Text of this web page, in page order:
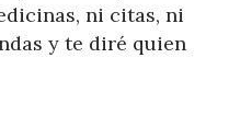
ni citas, ni
y te diré quien